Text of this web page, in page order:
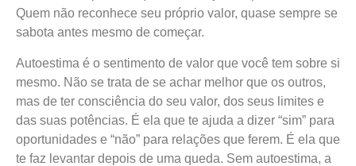
Quem não reconhece seu próprio valor, quase sempre se
sabota antes mesmo de começar.
Autoestima é o sentimento de valor que você tem sobre si
mesmo. Não se trata de se achar melhor que os outros,
mas de ter consciência do seu valor, dos seus limites e
das suas potências. É ela que te ajuda a dizer “sim” para
oportunidades e “não” para relações que ferem. É ela que
te faz levantar depois de uma queda. Sem autoestima, a